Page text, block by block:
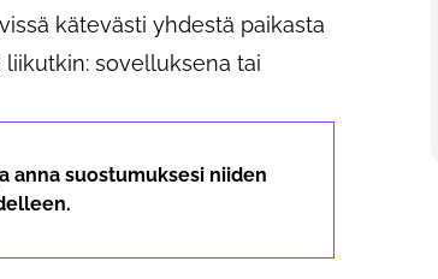
kätevästi yhdestä paikasta
sovelluksena tai
anna suostumuksesi niiden